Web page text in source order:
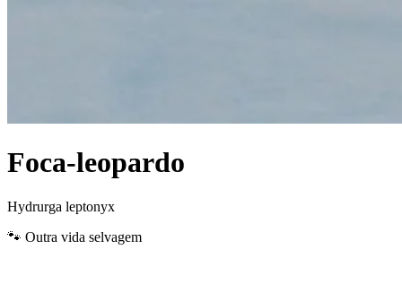
Foca-leopardo
Hydrurga leptonyx
🐾 Outra vida selvagem